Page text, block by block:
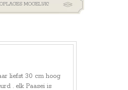
MOGELIJK!
liefst 30 cm hoog
. elk Paasei is